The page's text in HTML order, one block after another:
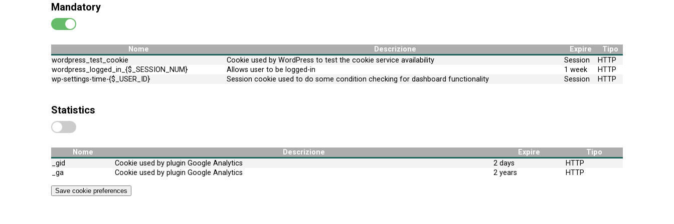
Mandatory
Nome Descrizione Expire
Tipo
wordpress_test_cookie
Cookie used by WordPress to test the cookie service availability Session
HTTP
wordpress_logged_in_{$_SESSION_NUM}
Allows user to be logged-in 1 week
HTTP
wp-settings-time-{$_USER_ID}
Session cookie used to do some condition checking for dashboard functionality Session HTTP
Statistics
Nome Descrizione Expire
Tipo
_gid
Cookie used by plugin Google Analytics 2 days
HTTP
_ga
Cookie used by plugin Google Analytics 2 years HTTP
Save cookie preferences